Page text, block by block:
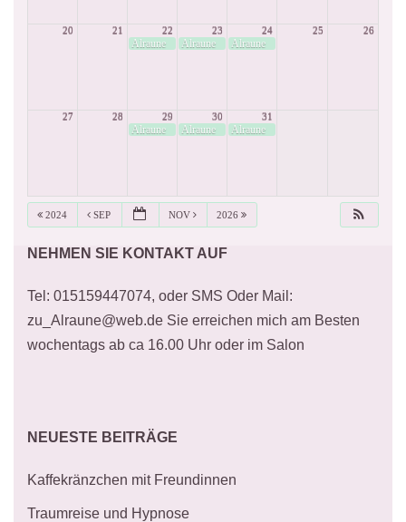
20 21 22
Alraune
23
Alraune
24
Alraune
25 26
27 28 29
Alraune
30
Alraune
31
Alraune
2024 SEP NOV 2026
NEHMEN SIE KONTAKT AUF
Tel: 015159447074, oder SMS Oder Mail:
zu_Alraune@web.de Sie erreichen mich am Besten
wochentags ab ca 16.00 Uhr oder im Salon
NEUESTE BEITRÄGE
Kaffekränzchen mit Freundinnen
Traumreise und Hypnose